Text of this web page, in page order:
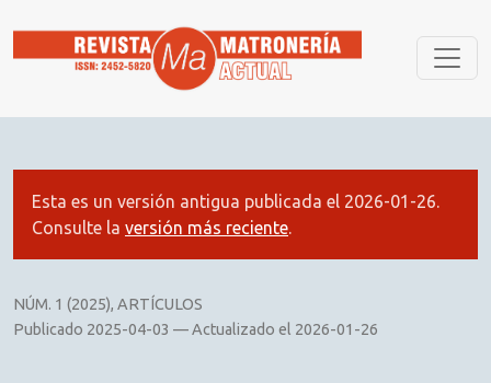
Esta es un versión antigua publicada el 2026-01-26.
Consulte la versión más reciente.
NÚM. 1 (2025), ARTÍCULOS
Publicado 2025-04-03 — Actualizado el 2026-01-26